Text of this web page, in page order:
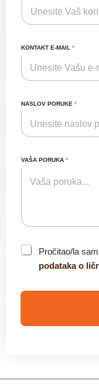
KONTAKT E-MAIL *
NASLOV PORUKE *
VAŠA PORUKA *
C
k
*
Pročitao/la
podataka o